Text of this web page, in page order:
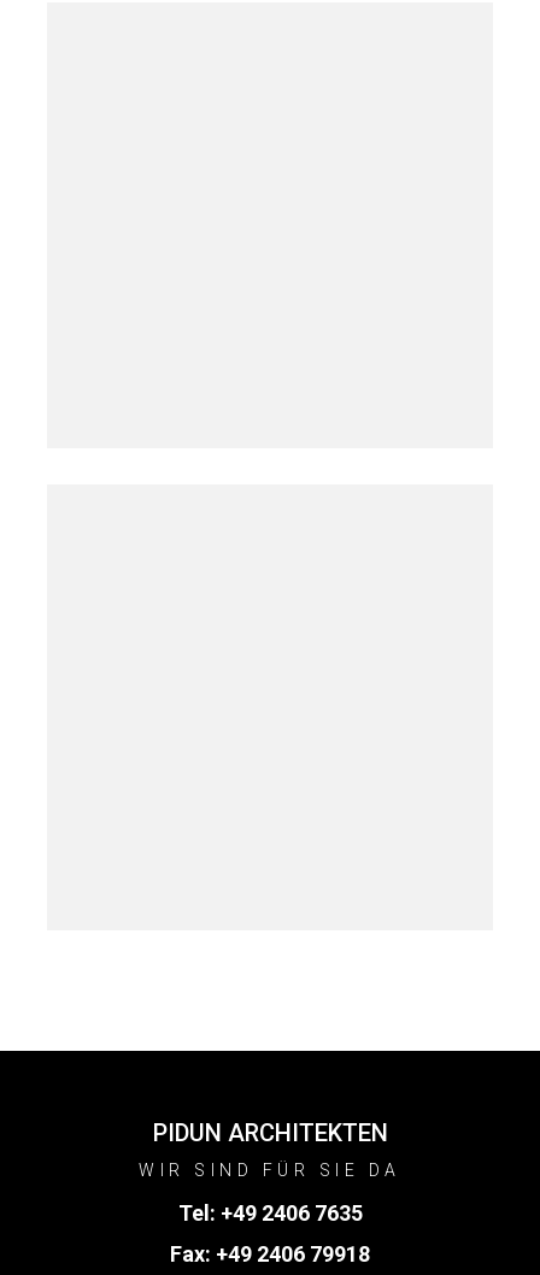
PIDUN ARCHITEKTEN
WIR SIND FÜR SIE DA
Tel: +49 2406 7635
Fax: +49 2406 79918